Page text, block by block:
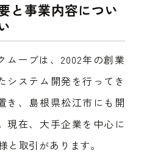
と事業内容につい
ムーブは、2002年の創業
システム開発を行ってき
き、島根県松江市にも開
現在、大手企業を中心に
と取引があります。